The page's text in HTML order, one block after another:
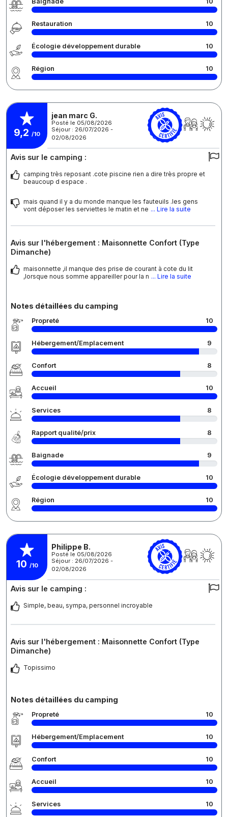
Restauration 10
Écologie développement durable 10
Région 10
9,2 /10
jean marc G.
Posté le 05/08/2026
Séjour : 26/07/2026 -
02/08/2026
Avis sur le camping :
camping très reposant .cote piscine rien a dire très propre et
beaucoup d espace .
mais quand il y a du monde manque les fauteuils .les gens
vont déposer les serviettes le matin et ne ... Lire la suite
Avis sur l'hébergement : Maisonnette Confort (Type
Dimanche)
maisonnette ,il manque des prise de courant à cote du lit
,lorsque nous somme appareiller pour la n ... Lire la suite
Notes détaillées du camping
Propreté 10
Hébergement/Emplacement 9
Confort 8
Accueil 10
Services 8
Rapport qualité/prix 8
Baignade 9
Écologie développement durable 10
Région 10
10 /10
Philippe B.
Posté le 05/08/2026
Séjour : 26/07/2026 -
02/08/2026
Avis sur le camping :
Simple, beau, sympa, personnel incroyable
Avis sur l'hébergement : Maisonnette Confort (Type
Dimanche)
Topissimo
Notes détaillées du camping
Propreté 10
Hébergement/Emplacement 10
Confort 10
Accueil 10
Services 10